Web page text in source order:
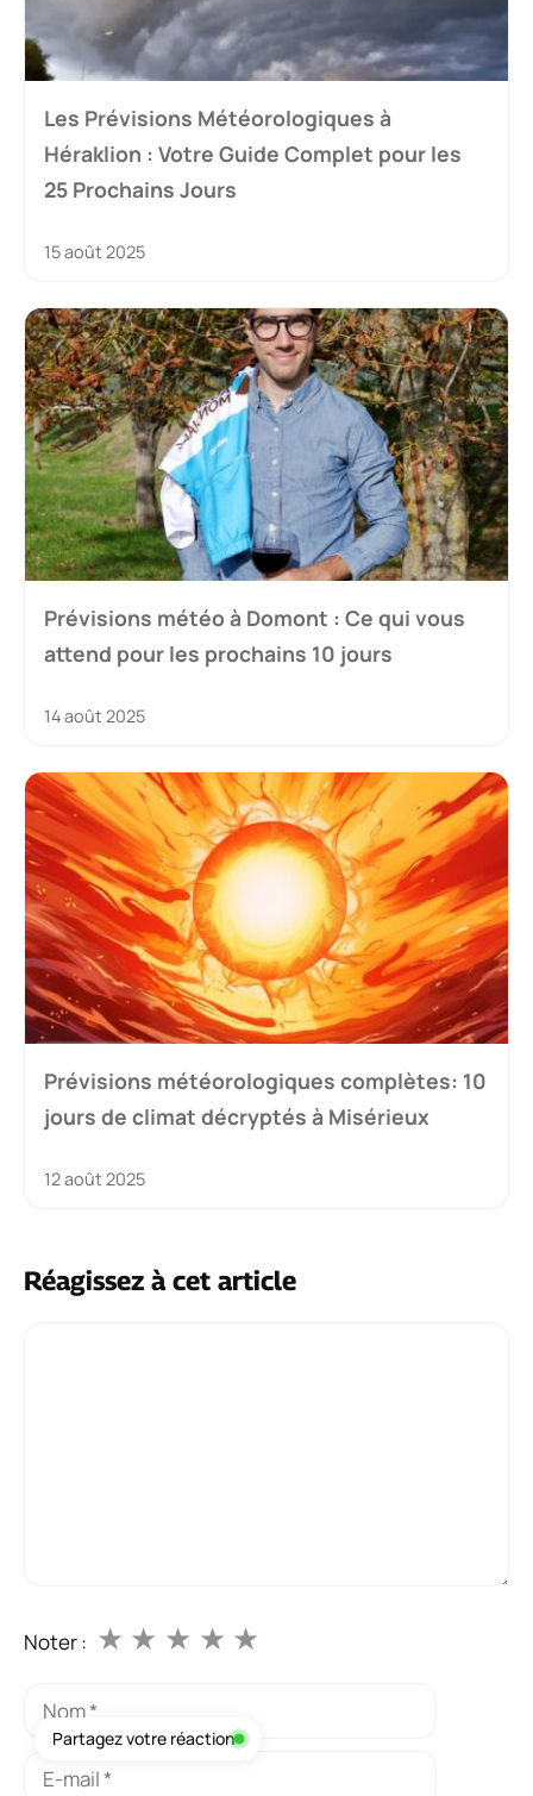
Les Prévisions Météorologiques à
Héraklion : Votre Guide Complet pour les
25 Prochains Jours
15 août 2025
Prévisions météo à Domont : Ce qui vous
attend pour les prochains 10 jours
14 août 2025
Prévisions météorologiques complètes: 10
jours de climat décryptés à Misérieux
12 août 2025
Réagissez à cet article
Noter : ★
★
★
★
★
Nom
Partagez votre réaction